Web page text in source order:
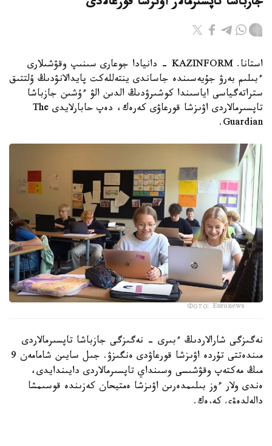
استانا. KAZINFORM - دانيادا جوعارى سىنىپ وقۋشىلارى
ءبىلىم بەرۋ جۇيەسىندە جاساندى ينتەللەكت پايدالانۋدىڭ ۇلتتىق
ستراتەگياسى اياسىندا كوشىرۋدىڭ الدىن الۋ ءۇشىن جازباشا
تاپسىرمالاردى اۋىزشا قورعاۋى كەرەك، دەپ حابارلايدى The
Guardian.
Фото: Euronews
نەگىزگى شارالاردىڭ ءبىرى - نەگىزگى جازباشا تاپسىرمالاردى
مىندەتتى تۇردە اۋىزشا قورعاۋدى ەنگىزۋ. جىل سايىن شامامەن 9
مىڭ مەكتەپ وقۋشىسى وسىنداي تاپسىرمالاردى دايىندايدى،
ەندى ولار ءوز بىلىمدەرىن اۋىزشا ەمتيحان كەزىندە قوسىمشا
دالەلدەۋى كەرەك.